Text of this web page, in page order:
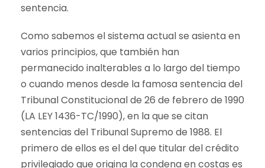
sentencia.
Como sabemos el sistema actual se asienta en
varios principios, que también han
permanecido inalterables a lo largo del tiempo
o cuando menos desde la famosa sentencia del
Tribunal Constitucional de 26 de febrero de 1990
(LA LEY 1436-TC/1990), en la que se citan
sentencias del Tribunal Supremo de 1988. El
primero de ellos es el del que titular del crédito
privilegiado que origina la condena en costas es